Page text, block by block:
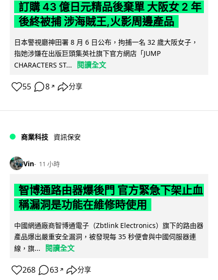
訂購 43 億日元精品後棄單 大阪女 2 年
後終被捕 涉海賊王,火影周邊產品
日本警視廳神田署 8 月 6 日公布，拘捕一名 32 歲大阪女子，
指她涉嫌在出版巨頭集英社旗下官方網店「JUMP
CHARACTERS ST...
閱讀全文
55 8 ↗ 分享
商業科技 資訊保安
Vin 11 小時
智博通路由器爆後門 官方緊急下架止血
稱漏洞是功能在維修時使用
中國網通廠商智博通電子（Zbtlink Electronics）旗下的路由器
產品爆出嚴重安全漏洞，被發現每 35 秒便會與中國伺服器連
線，旗...
閱讀全文
268 63 ↗ 分享